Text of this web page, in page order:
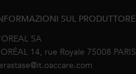
SUL PRODUTTORE
SA
14, rue Royale 75008 PARIS